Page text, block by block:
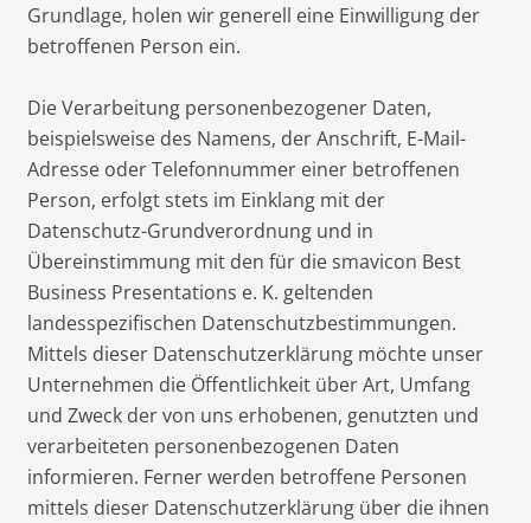
Grundlage, holen wir generell eine Einwilligung der
betroffenen Person ein.
Die Verarbeitung personenbezogener Daten,
beispielsweise des Namens, der Anschrift, E-Mail-
Adresse oder Telefonnummer einer betroffenen
Person, erfolgt stets im Einklang mit der
Datenschutz-Grundverordnung und in
Übereinstimmung mit den für die smavicon Best
Business Presentations e. K. geltenden
landesspezifischen Datenschutzbestimmungen.
Mittels dieser Datenschutzerklärung möchte unser
Unternehmen die Öffentlichkeit über Art, Umfang
und Zweck der von uns erhobenen, genutzten und
verarbeiteten personenbezogenen Daten
informieren. Ferner werden betroffene Personen
mittels dieser Datenschutzerklärung über die ihnen